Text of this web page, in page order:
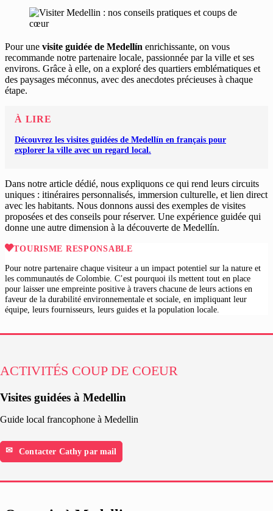
Pour une visite guidée de Medellín enrichissante, on vous
recommande notre partenaire locale, passionnée par la ville et ses
environs. Grâce à elle, on a exploré des quartiers emblématiques et
des paysages méconnus, avec des anecdotes précieuses à chaque
étape.
À LIRE
Découvrez les visites guidées de Medellín en français pour
explorer la ville avec un regard local.
Dans notre article dédié, nous expliquons ce qui rend leurs circuits
uniques : itinéraires personnalisés, immersion culturelle, et lien direct
avec les habitants. Nous donnons aussi des exemples de visites
proposées et des conseils pour réserver. Une expérience guidée qui
donne une autre dimension à la découverte de Medellín.
TOURISME RESPONSABLE
Pour notre partenaire chaque visiteur a un impact potentiel sur la nature et
les communautés de Colombie. C’est pourquoi ils mettent tout en place
pour laisser une empreinte positive à travers chacune de leurs actions en
faveur de la durabilité environnementale et sociale, en impliquant leur
équipe, leurs fournisseurs, leurs guides et la population locale.
ACTIVITÉS COUP DE COEUR
Visites guidées à Medellin
Guide local francophone à Medellin
Contacter Cathy par mail